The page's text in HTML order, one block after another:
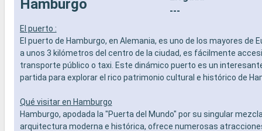
SERVICIOS
OTROS PRIVILEGIOS
- Puntos MSC Voyagers Club
-
teatro al
- Área de
-
-
-
adultos,
-
Hamburgo
---
El puerto :
El puerto de Hamburgo, en Alemania, es uno de los mayores de
a unos 3 kilómetros del centro de la ciudad, es fácilmente
transporte público o taxi. Este dinámico puerto es un
partida para explorar el rico patrimonio cultural e histórico de
Qué visitar en Hamburgo
Hamburgo, apodada la "Puerta del Mundo" por su singular
arquitectura moderna e histórica, ofrece numerosas